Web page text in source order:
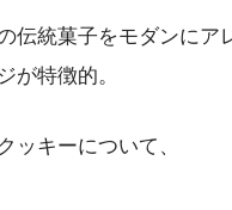
伝統菓子をモダンに
が特徴的。
ッキーについて、